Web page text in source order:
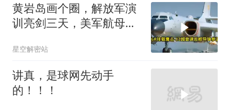
黄岩岛画个圈，解放军演
训亮剑三天，美军航母从
星空解密站
讲真，是球网先动手
的！！！